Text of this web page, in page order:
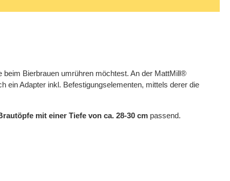
Bierbrauen umrühren möchtest. An der MattMill®
ein Adapter inkl. Befestigungselementen, mittels derer die
mit einer Tiefe von ca. 28-30 cm passend.